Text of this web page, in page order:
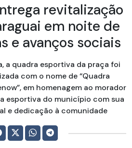
revitalização
em noite de
e avanços sociais
a quadra esportiva da praça foi
com o nome de “Quadra
em homenagem ao morador
esportiva do município com sua
e dedicação à comunidade